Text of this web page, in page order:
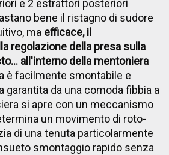
e 2 estrattori posteriori
bene il ristagno di sudore
ma efficace, il
regolazione della presa sulla
all'interno della mentoniera
è facilmente smontabile e
garantita da una comoda fibbia a
si apre con un meccanismo
un movimento di roto-
di una tenuta particolarmente
smontaggio rapido senza